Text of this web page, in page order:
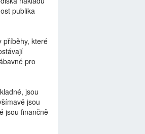
publika
příběhy, které
pro
jsou
jsou
jsou finančně